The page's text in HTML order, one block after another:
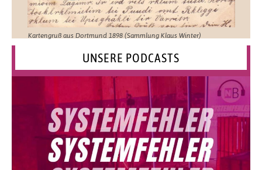
Kartengruß aus Dortmund 1898 (Sammlung Klaus Winter)
UNSERE PODCASTS